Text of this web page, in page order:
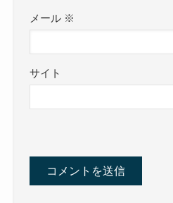
メール ※
サイト